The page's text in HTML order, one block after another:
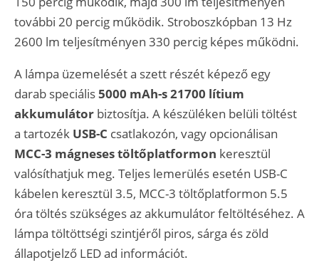
további 20 percig működik. Stroboszkópban 13 Hz
2600 lm teljesítményen 330 percig képes működni.
A lámpa üzemelését a szett részét képező egy
darab speciális5000 mAh-s 21700 lítium
akkumulátor biztosítja. A készüléken belüli töltést
a tartozék USB-C csatlakozón, vagy opcionálisan
MCC-3 mágneses töltőplatformon keresztül
valósíthatjuk meg. Teljes lemerülés esetén USB-C
kábelen keresztül 3.5, MCC-3 töltőplatformon 5.5
óra töltés szükséges az akkumulátor feltöltéséhez. A
lámpa töltöttségi szintjéről piros, sárga és zöld
állapotjelző LED ad információt.